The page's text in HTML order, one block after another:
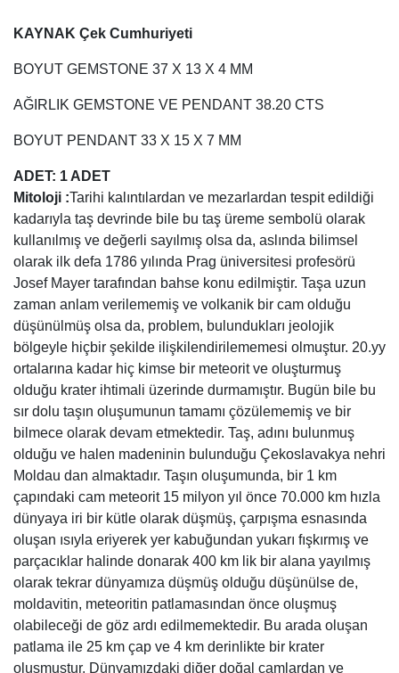
KAYNAK Çek Cumhuriyeti
BOYUT GEMSTONE 37 X 13 X 4 MM
AĞIRLIK GEMSTONE VE PENDANT 38.20 CTS
BOYUT PENDANT 33 X 15 X 7 MM
ADET: 1 ADET
Mitoloji :Tarihi kalıntılardan ve mezarlardan tespit edildiği
kadarıyla taş devrinde bile bu taş üreme sembolü olarak
kullanılmış ve değerli sayılmış olsa da, aslında bilimsel
olarak ilk defa 1786 yılında Prag üniversitesi profesörü
Josef Mayer tarafından bahse konu edilmiştir. Taşa uzun
zaman anlam verilememiş ve volkanik bir cam olduğu
düşünülmüş olsa da, problem, bulundukları jeolojik
bölgeyle hiçbir şekilde ilişkilendirilememesi olmuştur. 20.yy
ortalarına kadar hiç kimse bir meteorit ve oluşturmuş
olduğu krater ihtimali üzerinde durmamıştır. Bugün bile bu
sır dolu taşın oluşumunun tamamı çözülememiş ve bir
bilmece olarak devam etmektedir. Taş, adını bulunmuş
olduğu ve halen madeninin bulunduğu Çekoslavakya nehri
Moldau dan almaktadır. Taşın oluşumunda, bir 1 km
çapındaki cam meteorit 15 milyon yıl önce 70.000 km hızla
dünyaya iri bir kütle olarak düşmüş, çarpışma esnasında
oluşan ısıyla eriyerek yer kabuğundan yukarı fışkırmış ve
parçacıklar halinde donarak 400 km lik bir alana yayılmış
olarak tekrar dünyamıza düşmüş olduğu düşünülse de,
moldavitin, meteoritin patlamasından önce oluşmuş
olabileceği de göz ardı edilmemektedir. Bu arada oluşan
patlama ile 25 km çap ve 4 km derinlikte bir krater
oluşmuştur. Dünyamızdaki diğer doğal camlardan ve